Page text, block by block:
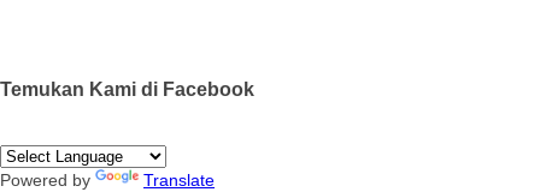
Temukan Kami di Facebook
Powered by Translate